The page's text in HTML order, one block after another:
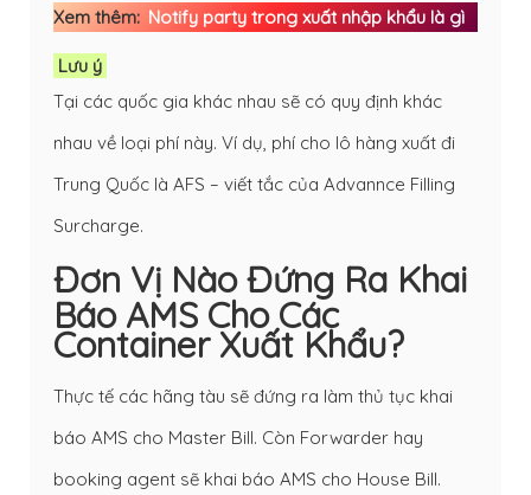
Xem thêm: Notify party trong xuất nhập khẩu là gì
Lưu ý
Tại các quốc gia khác nhau sẽ có quy định khác
nhau về loại phí này. Ví dụ, phí cho lô hàng xuất đi
Trung Quốc là AFS – viết tắc của Advannce Filling
Surcharge.
Đơn Vị Nào Đứng Ra Khai
Báo AMS Cho Các
Container Xuất Khẩu?
Thực tế các hãng tàu sẽ đứng ra làm thủ tục khai
báo AMS cho Master Bill. Còn Forwarder hay
booking agent sẽ khai báo AMS cho House Bill.